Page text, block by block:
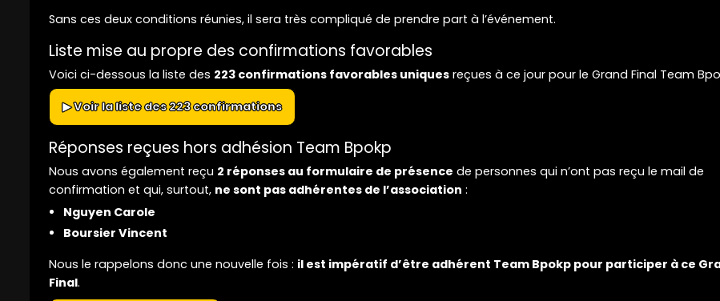
Sans ces deux conditions réunies, il sera très compliqué de prendre part à l’événement.
Liste mise au propre des confirmations favorables
Voici ci-dessous la liste des 223 confirmations favorables uniques reçues à ce jour pour le Grand Final Team
▶ Voir la liste des 223 confirmations
Réponses reçues hors adhésion Team Bpokp
Nous avons également reçu 2 réponses au formulaire de présence de personnes qui n’ont pas reçu le mail de
confirmation et qui, surtout, ne sont pas adhérentes de l’association :
Nguyen Carole
Boursier Vincent
Nous le rappelons donc une nouvelle fois : il est impératif d’être adhérent Team Bpokp pour participer à ce
Final.